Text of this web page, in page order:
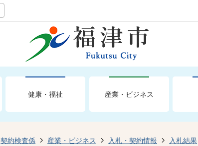
健康・福祉 産業・ビジネス
契約検査係 産業・ビジネス 入札・契約情報 入札結果